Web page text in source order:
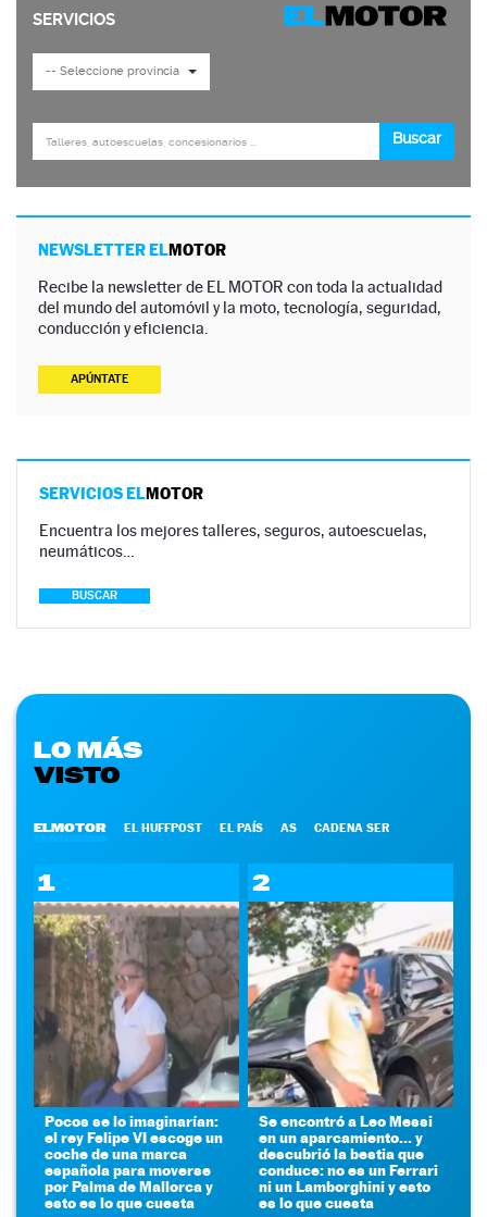
NEWSLETTER ELMOTOR
Recibe la newsletter de EL MOTOR con toda la actualidad
del mundo del automóvil y la moto, tecnología, seguridad,
conducción y eficiencia.
APÚNTATE
SERVICIOS ELMOTOR
Encuentra los mejores talleres, seguros, autoescuelas,
neumáticos…
BUSCAR
LO MÁS
VISTO
ELMOTOR EL HUFFPOST EL PAÍS AS CADENA SER
1
Pocos se lo imaginarían:
el rey Felipe VI escoge un
coche de una marca
española para moverse
por Palma de Mallorca y
esto es lo que cuesta
2
Se encontró a Leo Messi
en un aparcamiento... y
descubrió la bestia que
conduce: no es un Ferrari
ni un Lamborghini y esto
es lo que cuesta